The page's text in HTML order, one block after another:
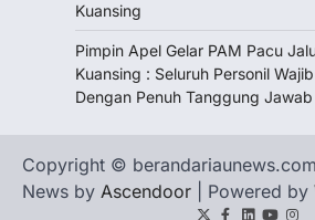
Kuansing
Pimpin Apel Gelar PAM Pacu
Kuansing : Seluruh Personil
Dengan Penuh Tanggung Jawab
Copyright ©
News by Ascendoor | Powered by